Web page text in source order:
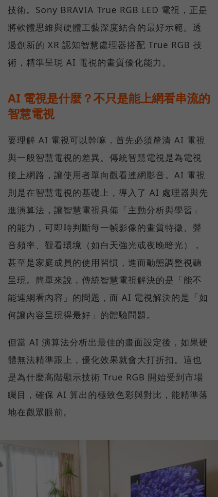
技術。Sony BRAVIA True RGB LED 電視，正是
將軟體思維與硬體工藝深度結合的最好示範。透
過創新的 XR 認知智慧處理器搭配 True RGB 技
術，精準呈現 AI 電視的畫質優化能力。
AI 電視是什麼？不只是能上網看串流的
智慧電視
要理解 AI 電視可以幹嘛，首先必須釐清 AI 電視
與一般智慧電視的差異。傳統智慧電視是為電視
接上網路，讓使用者單向觀看連網影音。AI 電視
則是在智慧電視的基礎上，導入了 AI 處理器與先
進演算法，讓智慧電視具備「主動分析與學習」
的能力，可即時判斷每一幀影像的畫質特徵、聲
音頻率、觀看環境（如白天強光或夜晚暗光），
甚至是家庭成員的使用習慣，進而動態調整視聽
呈現。簡單來說，傳統智慧電視解決的是「能不
能連網看內容」的問題，而 AI 電視解決的是「如
何讓內容呈現得最好」的體驗問題。
但當 AI 演算法分析出最佳的畫面設定後，如果硬
體無法精準跟上，優化效果就會大打折扣。這也
是為什麼高階顯示技術 True RGB 開始受到市場
矚目，確保 AI 算出的極致色彩與對比，能精準落
地在觀眾眼前。